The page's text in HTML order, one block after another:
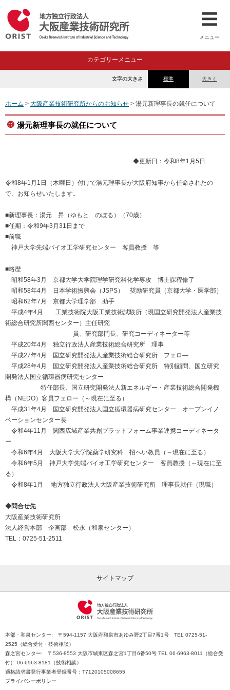
メニュー
カテゴリーメニュー
標準 大きく
文字の大きさ
ホーム > 大阪産業技術研究所からのお知らせ > 湯元新理事長の就任について
湯元新理事長の就任について
◆更新日：令和8年1月5日
令和8年1月1日（木曜日）付けで湯元理事長が大阪府知事から任命されたの
で、お知らせいたします。
■新理事長：湯元 昇（ゆもと のぼる）（70歳）
■任期：令和9年3月31日まで
■前職
神戸大学先端バイオ工学研究センター 客員教授 等
■略歴
昭和58年3月 京都大学大学院理学研究科化学専攻 博士課程修了
昭和58年4月 日本学術振興会（JSPS） 奨励研究員（京都大学・医学部）
昭和62年7月 京都大学理学部 助手
平成4年4月 工業技術院大阪工業技術試験所（現国立研究開発法人産業技
術総合研究所関西センター）主任研究
員、研究部門長、研究コーディネーター等
平成20年4月 独立行政法人産業技術総合研究所 理事
平成27年4月 国立研究開発法人産業技術総合研究所 フェロ―
平成28年4月 国立研究開発法人産業技術総合研究所 特別顧問、国立研究
開発法人国立循環器病研究センター
特任部長、国立研究開発法人新エネルギー・産業技術総合開発機
構（NEDO）客員フェロー（～現在に至る）
平成31年4月 国立研究開発法人国立循環器病研究センター オープンイノ
ベーションセンター長
令和4年11月 関西広域産業共創プラットフォーム事業連携コーディネータ
ー
令和6年4月 大阪大学大学院薬学研究科 招へい教員（～現在に至る）
令和6年5月 神戸大学先端バイオ工学研究センター 客員教授（～現在に至
る）
令和8年1月 地方独立行政法人大阪産業技術研究所 理事長就任（現職）
◆問合せ先
大阪産業技術研究所
法人経営本部 企画部 松永（和泉センター）
TEL：0725-51-2511
サイトマップ
本部・和泉センター: 〒594-1157 大阪府和泉市あゆみ野2丁目7番1号 TEL 0725-51-
2525（総合受付・技術相談）
森之宮センター: 〒536-8553 大阪市城東区森之宮1丁目6番50号 TEL 06-6963-8011（総合受
付） 06-6963-8181（技術相談）
適格請求書発行事業者登録番号：T7120105008655
プライバシーポリシー